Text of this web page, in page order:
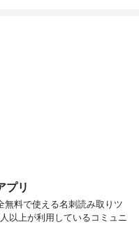
プリ
料で使える名刺読み取りツ
以上が利用しているコミュニ